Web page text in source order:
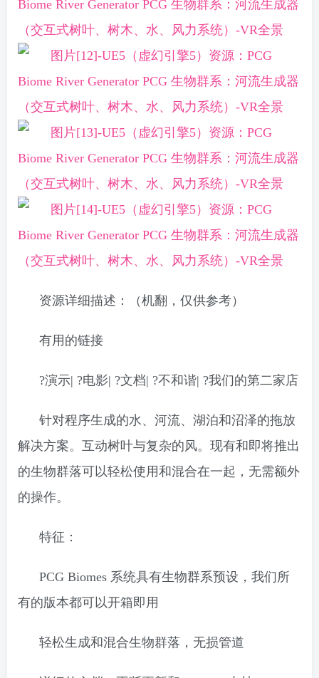
资源详细描述：（机翻，仅供参考）
有用的链接
?演示| ?电影| ?文档| ?不和谐| ?我们的第二家店
针对程序生成的水、河流、湖泊和沼泽的拖放
解决方案。互动树叶与复杂的风。现有和即将推出
的生物群落可以轻松使用和混合在一起，无需额外
的操作。
特征：
PCG Biomes 系统具有生物群系预设，我们所
有的版本都可以开箱即用
轻松生成和混合生物群落，无损管道